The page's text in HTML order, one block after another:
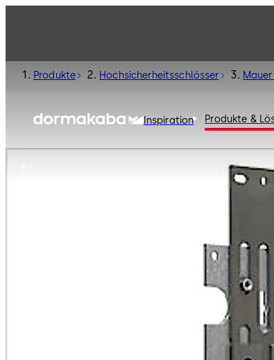
Inspiration Produkte &
Produkte Hochsicherheitsschlösser